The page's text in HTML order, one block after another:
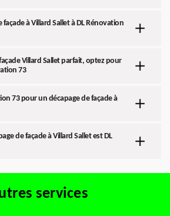
façade à Villard Sallet à DL Rénovation
Villard Sallet parfait, optez pour
73
73 pour un décapage de façade à
de façade à Villard Sallet est DL
services